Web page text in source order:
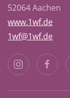
52064 Aachen
www.1wf.de
1wf@1wf.de